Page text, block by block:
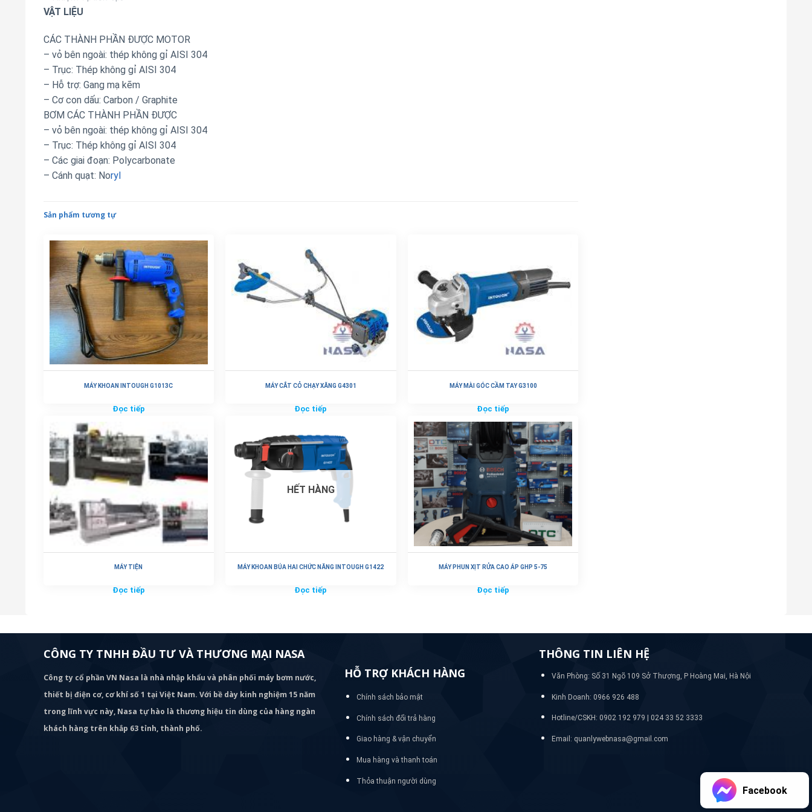
VẬT LIỆU
CÁC THÀNH PHẦN ĐƯỢC MOTOR
– vỏ bên ngoài: thép không gỉ AISI 304
– Trục: Thép không gỉ AISI 304
– Hỗ trợ: Gang mạ kẽm
– Cơ con dấu: Carbon / Graphite
BƠM CÁC THÀNH PHẦN ĐƯỢC
– vỏ bên ngoài: thép không gỉ AISI 304
– Trục: Thép không gỉ AISI 304
– Các giai đoạn: Polycarbonate
– Cánh quạt: Noryl
Sản phẩm tương tự
MÁY KHOAN INTOUGH G1013C
Đọc tiếp
MÁY CẮT CỎ CHẠY XĂNG G4301
Đọc tiếp
MÁY MÀI GÓC CẦM TAY G3100
Đọc tiếp
MÁY TIỆN
Đọc tiếp
HẾT HÀNG
MÁY KHOAN BÚA HAI CHỨC NĂNG INTOUGH G1422
Đọc tiếp
MÁY PHUN XỊT RỬA CAO ÁP GHP 5-75
Đọc tiếp
CÔNG TY TNHH ĐẦU TƯ VÀ THƯƠNG MẠI NASA
Công ty cổ phần VN Nasa là nhà nhập khẩu và phân phối máy bơm nước,
thiết bị điện cơ, cơ khí số 1 tại Việt Nam. Với bề dày kinh nghiệm 15 năm
trong lĩnh vực này, Nasa tự hào là thương hiệu tin dùng của hàng ngàn
khách hàng trên khắp 63 tỉnh, thành phố.
HỖ TRỢ KHÁCH HÀNG
Chính sách bảo mật
Chính sách đổi trả hàng
Giao hàng & vận chuyển
Mua hàng và thanh toán
Thỏa thuận người dùng
THÔNG TIN LIÊN HỆ
Văn Phòng: Số 31 Ngõ 109 Sở Thượng, P Hoàng Mai, Hà Nội
Kinh Doanh: 0966 926 488
Hotline/CSKH: 0902 192 979 | 024 33 52 3333
Email: quanlywebnasa@gmail.com
Facebook